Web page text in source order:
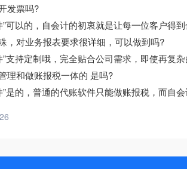
发票吗?
”可以的，自会计的初衷就是让每一位客户得
，对业务报表要求很详细，可以做到吗?
”支持定制哦，完全贴合公司需求，即使再复
理和做账报税一体的 是吗?
”是的，普通的代账软件只能做账报税，而自